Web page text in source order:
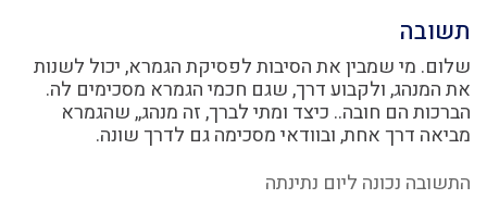
תשובה
שלום. מי שמבין את הסיבות לפסיקת הגמרא, יכול לשנות
את המנהג, ולקבוע דרך, שגם חכמי הגמרא מסכימים לה.
הברכות הם חובה.. כיצד ומתי לברך, זה מנהג,, שהגמרא
מביאה דרך אחת, ובוודאי מסכימה גם לדרך שונה.
התשובה נכונה ליום נתינתה